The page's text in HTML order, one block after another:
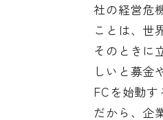
社の経営危
ことは、世
そのときに
しいと募金
FCを始動す
だから、企